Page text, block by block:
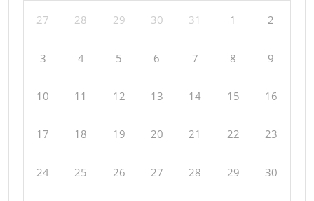
27 28 29 30 31 1 2
3 4 5 6 7 8 9
10 11 12 13 14 15 16
17 18 19 20 21 22 23
24 25 26 27 28 29 30